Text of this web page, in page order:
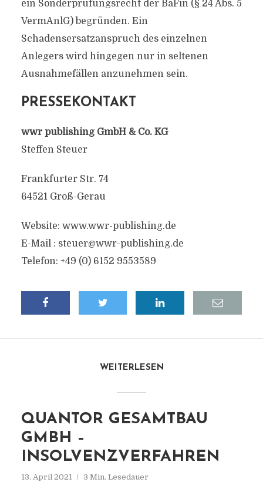
ein Sonderprüfungsrecht der BaFin (§ 24 Abs. 5
VermAnlG) begründen. Ein
Schadensersatzanspruch des einzelnen
Anlegers wird hingegen nur in seltenen
Ausnahmefällen anzunehmen sein.
PRESSEKONTAKT
wwr publishing GmbH & Co. KG
Steffen Steuer
Frankfurter Str. 74
64521 Groß-Gerau
Website: www.wwr-publishing.de
E-Mail : steuer@wwr-publishing.de
Telefon: +49 (0) 6152 9553589
WEITERLESEN
QUANTOR GESAMTBAU
GMBH –
INSOLVENZVERFAHREN
13. April 2021 3 Min. Lesedauer